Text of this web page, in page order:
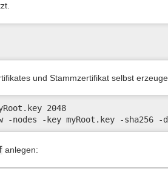
und Stammzertifikat selbst
2048
-nodes -key myRoot.key -sha256 -
anlegen: